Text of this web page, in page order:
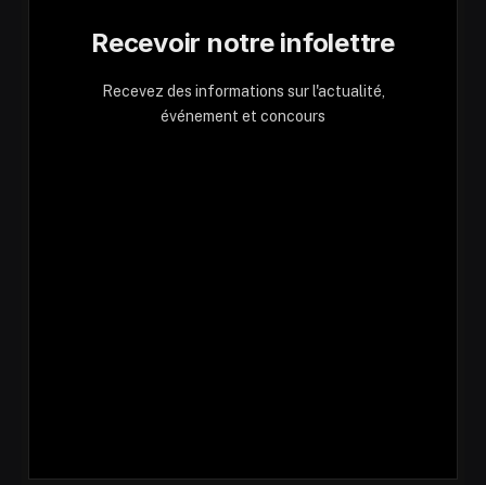
Recevoir notre infolettre
Recevez des informations sur l'actualité,
événement et concours